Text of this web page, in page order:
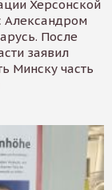
Херсонской
Александром
После
заявил
Минску часть